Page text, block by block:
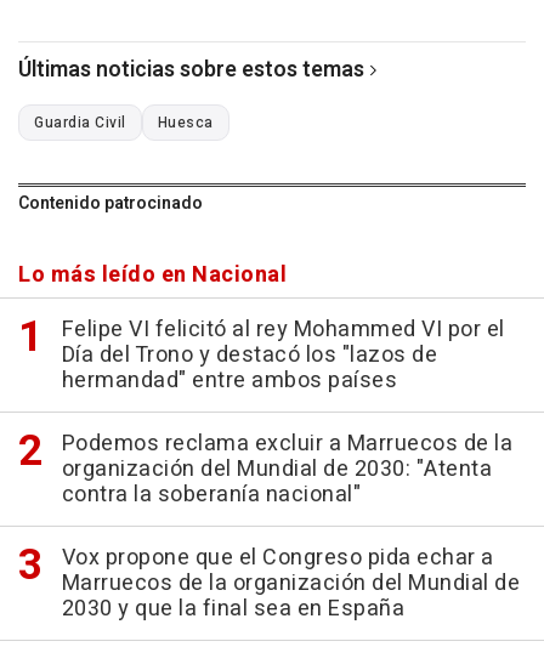
Últimas noticias sobre estos temas
Guardia Civil Huesca
Contenido patrocinado
Lo más leído en Nacional
Felipe VI felicitó al rey Mohammed VI por el
Día del Trono y destacó los "lazos de
hermandad" entre ambos países
Podemos reclama excluir a Marruecos de la
organización del Mundial de 2030: "Atenta
contra la soberanía nacional"
Vox propone que el Congreso pida echar a
Marruecos de la organización del Mundial de
2030 y que la final sea en España